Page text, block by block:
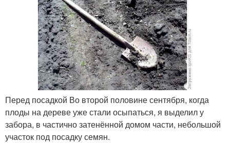
Перед посадкой Во второй половине сентября, когда
плоды на дереве уже стали осыпаться, я выделил у
забора, в частично затенённой домом части, небольшой
участок под посадку семян.